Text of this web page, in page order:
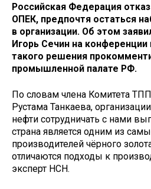
Российская Федерация
ОПЕК, предпочтя остаться
в организации. Об этом
Игорь Сечин на конференции
такого решения
промышленной палате РФ.
По словам члена Комитета
Рустама Танкаева,
нефти сотрудничать с нами
страна является одним из
производителей чёрного
отличаются подходы к
эксперт НСН.